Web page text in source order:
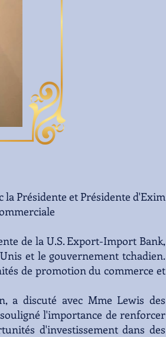
la Présidente et Présidente d'Exim
de la U.S. Export-Import Bank,
et le gouvernement tchadien.
de promotion du commerce et
a discuté avec Mme Lewis des
l'importance de renforcer
d'investissement dans des